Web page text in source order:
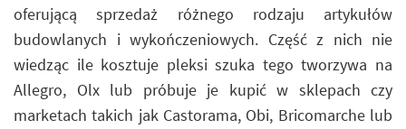
oferującą sprzedaż różnego rodzaju artykułów
budowlanych i wykończeniowych. Część z nich nie
wiedząc ile kosztuje pleksi szuka tego tworzywa na
Allegro, Olx lub próbuje je kupić w sklepach czy
marketach takich jak Castorama, Obi, Bricomarche lub